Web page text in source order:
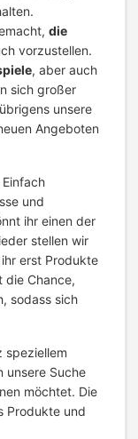
die
vorzustellen.
, aber auch
sich großer
unsere
Angeboten
und
ihr einen der
stellen wir
erst Produkte
die Chance,
sodass sich
speziellem
unsere Suche
möchtet. Die
Produkte und